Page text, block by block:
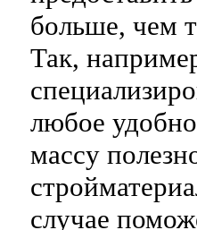
больше, чем
Так,
любое
массу
случае